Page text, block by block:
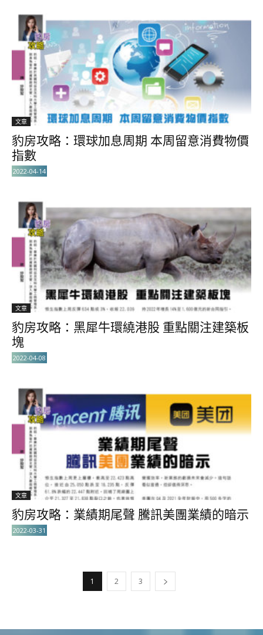
文章
豹房攻略：環球加息周期 本周留意消費物價
指數
2022-04-14
文章
豹房攻略：黑犀牛環繞港股 重點關注建築板
塊
2022-04-08
文章
豹房攻略：業績期尾聲 騰訊美團業績的暗示
2022-03-31
1 2 3